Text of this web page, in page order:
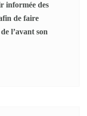
informée des
de faire
l’avant son